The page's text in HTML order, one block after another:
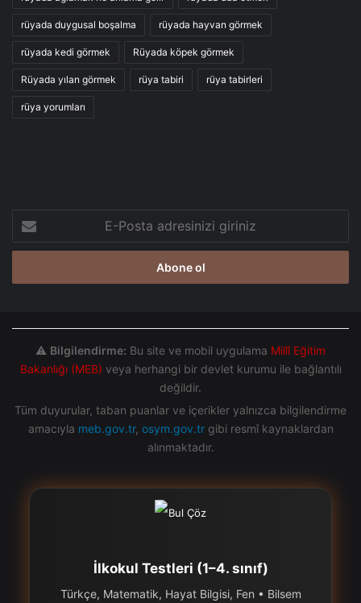
rüyada duygusal boşalma rüyada hayvan görmek
rüyada kedi görmek Rüyada köpek görmek
Rüyada yılan görmek rüya tabiri rüya tabirleri
rüya yorumları
Posta
adresinizi
⚠️ Bilgilendirme: Bu site ve mobil uygulama Millî Eğitim
Bakanlığı (MEB) veya herhangi bir devlet kurumu ile bağlantılı
değildir.
Tüm duyurular, taban puanlar ve içerikler yalnızca bilgilendirme
amacıyla meb.gov.tr, osym.gov.trgibi resmî kaynaklardan
alınmaktadır.
İlkokul Testleri (1–4. sınıf)
Türkçe, Matematik, Hayat Bilgisi, Fen • Bilsem